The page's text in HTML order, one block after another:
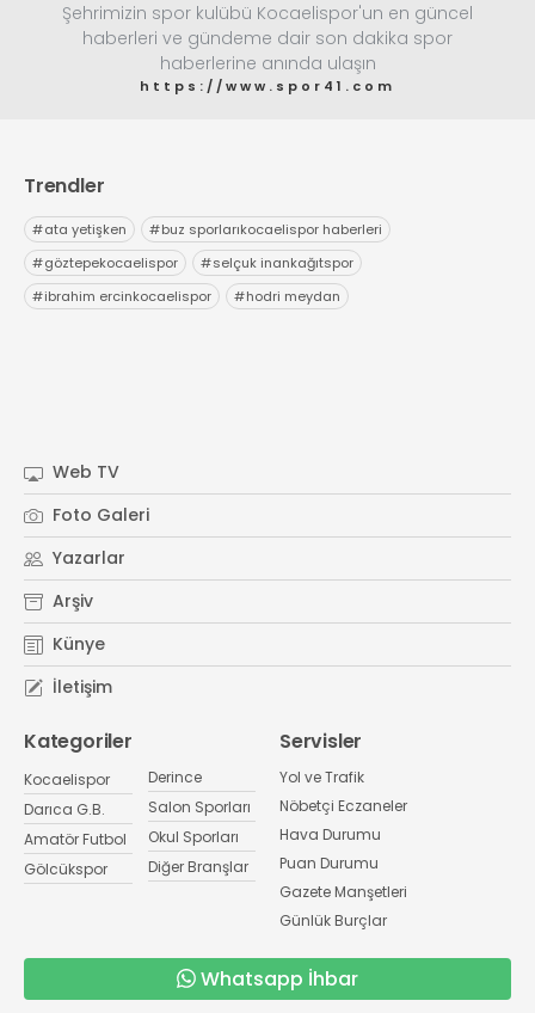
Şehrimizin spor kulübü Kocaelispor'un en güncel
haberleri ve gündeme dair son dakika spor
haberlerine anında ulaşın
https://www.spor41.com
Trendler
#ata yetişken #buz sporlarıkocaelispor haberleri
#göztepekocaelispor #selçuk inankağıtspor
#ibrahim ercinkocaelispor #hodri meydan
Web TV
Foto Galeri
Yazarlar
Arşiv
Künye
İletişim
Kategoriler
Kocaelispor
Darıca G.B.
Amatör Futbol
Gölcükspor
Derince
Salon Sporları
Okul Sporları
Diğer Branşlar
Servisler
Yol ve Trafik
Nöbetçi Eczaneler
Hava Durumu
Puan Durumu
Gazete Manşetleri
Günlük Burçlar
Whatsapp İhbar